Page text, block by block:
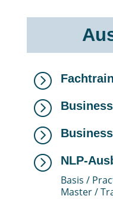
=
=
=
=
NLP-
Basis /
Master /